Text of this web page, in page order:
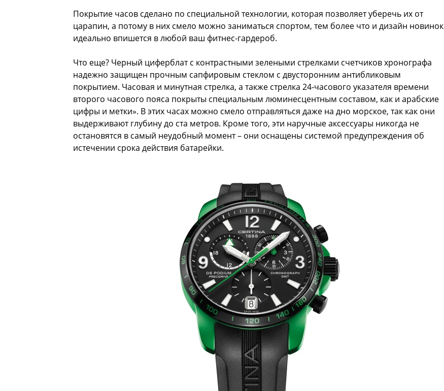
Покрытие часов сделано по специальной технологии, которая позволяет уберечь их от
царапин, а потому в них смело можно заниматься спортом, тем более что и дизайн новинок
идеально впишется в любой ваш фитнес-гардероб.
Что еще? Черный циферблат с контрастными зелеными стрелками счетчиков хронографа
надежно защищен прочным сапфировым стеклом с двусторонним антибликовым
покрытием. Часовая и минутная стрелка, а также стрелка 24-часового указателя времени
второго часового пояса покрыты специальным люминесцентным составом, как и арабские
цифры и метки». В этих часах можно смело отправляться даже на дно морское, так как они
выдерживают глубину до ста метров. Кроме того, эти наручные аксессуары никогда не
остановятся в самый неудобный момент – они оснащены системой предупреждения об
истечении срока действия батарейки.